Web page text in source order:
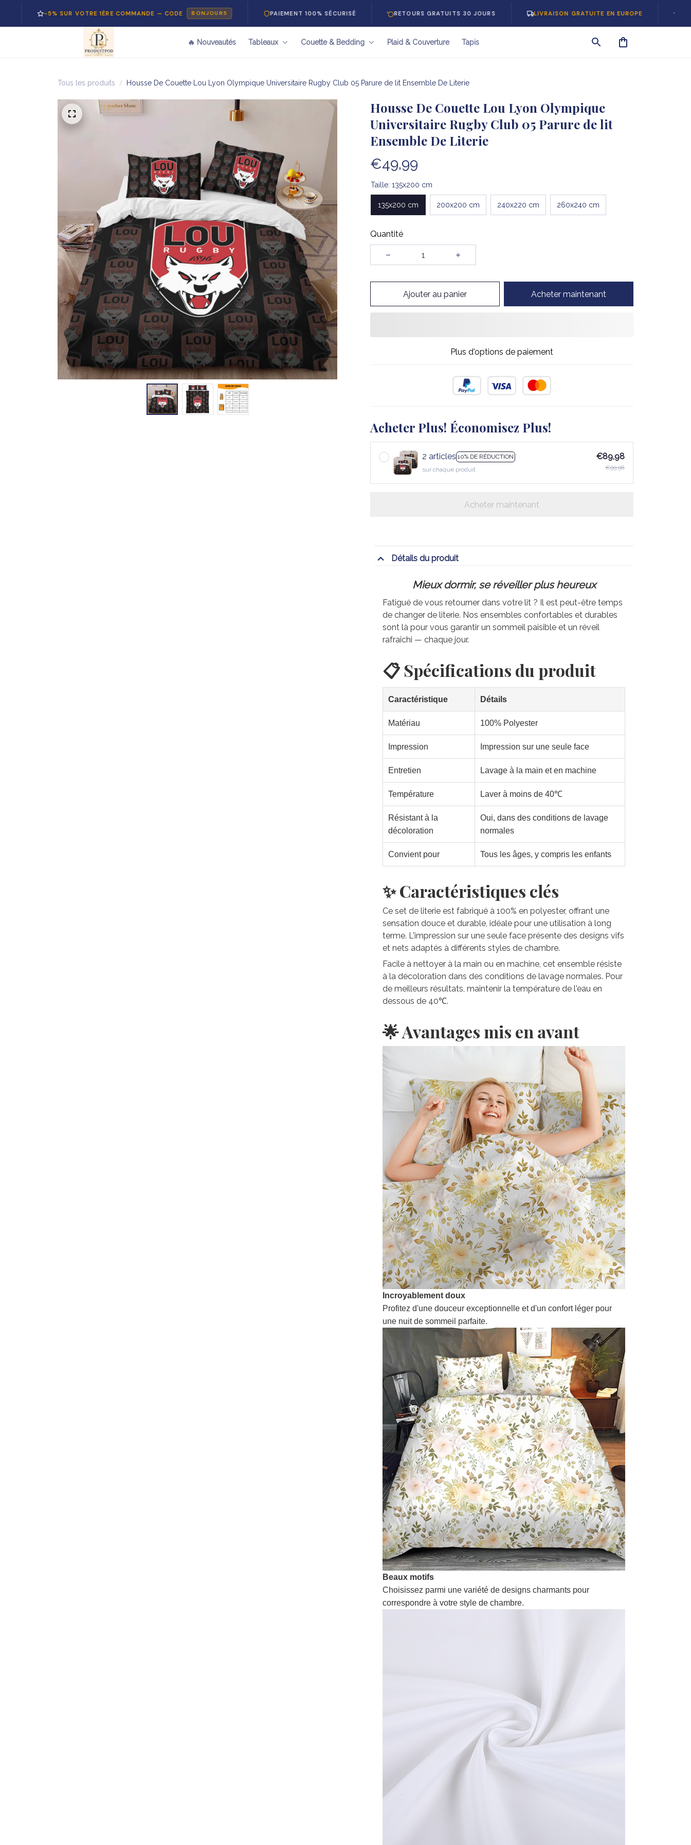
-5% SUR VOTRE 1ÈRE COMMANDE — CODE BONJOUR5 PAIEMENT 100% SÉCURISÉ RETOURS GRATUITS 30 JOURS LIVRAISON GRATUITE EN EUROPE -5% SUR
🔥 Nouveautés Tableaux Couette & Bedding Plaid & Couverture Tapis
Tous les produits Housse De Couette Lou Lyon Olympique Universitaire Rugby Club 05 Parure de lit Ensemble De Literie
Housse De Couette Lou Lyon Olympique
Universitaire Rugby Club 05 Parure de lit
Ensemble De Literie
€49,99
Taille: 135x200 cm
135x200 cm 200x200 cm 240x220 cm 260x240 cm
Quantité
Ajouter au panier Acheter maintenant
Plus d'options de paiement
Acheter Plus! Économisez Plus!
2 articles 10% DE RÉDUCTION
sur chaque produit
€89,98
€99,98
Acheter maintenant
Détails du produit
Mieux dormir, se réveiller plus heureux
Fatigué de vous retourner dans votre lit ? Il est peut-être temps
de changer de literie. Nos ensembles confortables et durables
sont là pour vous garantir un sommeil paisible et un réveil
rafraîchi — chaque jour.
📋 Spécifications du produit
Caractéristique Détails
Matériau 100% Polyester
Impression Impression sur une seule face
Entretien Lavage à la main et en machine
Température Laver à moins de 40℃
Résistant à la
décoloration
Oui, dans des conditions de lavage
normales
Convient pour Tous les âges, y compris les enfants
✨ Caractéristiques clés
Ce set de literie est fabriqué à 100% en polyester, offrant une
sensation douce et durable, idéale pour une utilisation à long
terme. L'impression sur une seule face présente des designs vifs
et nets adaptés à différents styles de chambre.
Facile à nettoyer à la main ou en machine, cet ensemble résiste
à la décoloration dans des conditions de lavage normales. Pour
de meilleurs résultats, maintenir la température de l'eau en
dessous de 40℃.
🌟 Avantages mis en avant
Incroyablement doux
Profitez d'une douceur exceptionnelle et d'un confort léger pour
une nuit de sommeil parfaite.
Beaux motifs
Choisissez parmi une variété de designs charmants pour
correspondre à votre style de chambre.